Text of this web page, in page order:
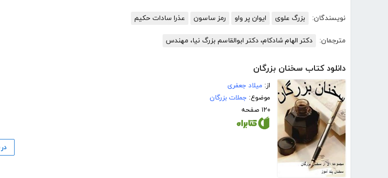
نویسندگان: بزرگ علوی ایوان پر واو رمز ساسون عذرا سادات حکیم
مترجمان: دکتر الهام شادکام، دکتر ابوالقاسم بزرگ نیا، مهندس
دانلود کتاب سخنان بزرگان
از: میلاد جعفری
موضوع: جملات بزرگان
۱۲۰ صفحه